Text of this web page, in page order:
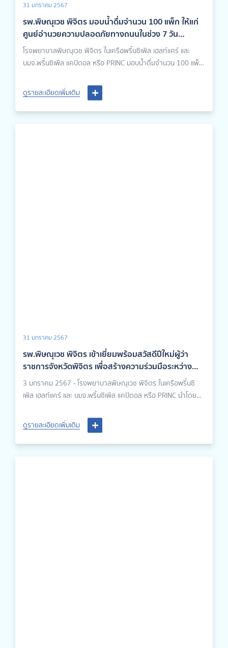
31 มกราคม 2567
รพ.พิษณุเวช พิจิตร มอบน้ำดื่มจำนวน 100 แพ็ก ให้แก่
ศูนย์อำนวยความปลอดภัยทางถนนในช่วง 7 วัน
อันตราย
โรงพยาบาลพิษณุเวช พิจิตร ในเครือพริ้นซิเพิล เฮลท์แคร์ และ
บมจ.พริ้นซิเพิล แคปิตอล หรือ PRINC มอบน้ำดื่มจำนวน 100 แพ็ก
สนับสนุนจุดบริการประชาชนจังหวัดพิจิตร อีกทั้งยังร่วมกับ
สภ.เมืองพิจิตร และ สภ.บางกระทุ่ม จ.พิษณุโลก ในการสนับสนุนติด
ป้ายรณรงค์เพื่อลดอุบัติเหตุตามจุดทางแยกทางหลวงต่าง ๆ ใน
ดูรายละเอียดเพิ่มเติม
31 มกราคม 2567
รพ.พิษณุเวช พิจิตร เข้าเยี่ยมพร้อมสวัสดีปีใหม่ผู้ว่า
ราชการจังหวัดพิจิตร เพื่อสร้างความร่วมมือระหว่าง
ภาครัฐและภาคเอกชน
3 มกราคม 2567 - โรงพยาบาลพิษณุเวช พิจิตร ในเครือพริ้นซิ
เพิล เฮลท์แคร์ และ บมจ.พริ้นซิเพิล แคปิตอล หรือ PRINC นำโดย
พิจิตร พร้อมด้วยเเพทย์หญิงวิลาสินี รัตนชัยวงศ์ ผู้ช่วยผู้อำนวย
การโรงพยาบาลพิษณุเวช พิจิตร เข้าพบท่านอดิเทพ กมลเวชช์ ผู้
ว่าราชการจังหวัดพิจิตร, ท่านสิงหราช วงศ์เสงี่ยม, ท่านขรรค์ไชย
ดูรายละเอียดเพิ่มเติม